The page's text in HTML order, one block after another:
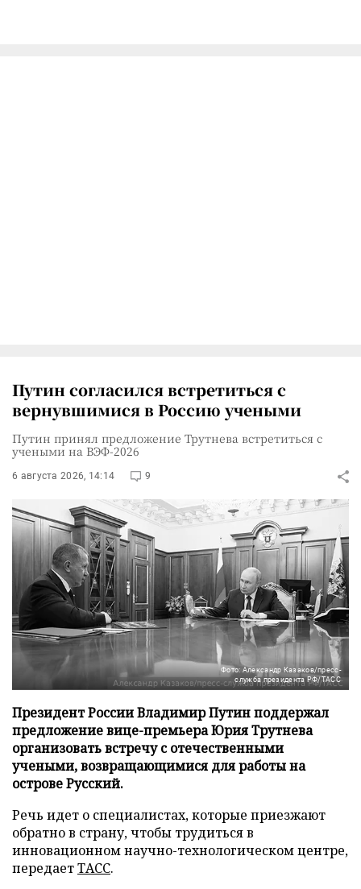
Путин согласился встретиться с
вернувшимися в Россию учеными
Путин принял предложение Трутнева встретиться с
учеными на ВЭФ-2026
6 августа 2026, 14:14 9
Фото: Александр Казаков/пресс-
служба президента РФ/ТАСС
Президент России Владимир Путин поддержал
предложение вице-премьера Юрия Трутнева
организовать встречу с отечественными
учеными, возвращающимися для работы на
острове Русский.
Речь идет о специалистах, которые приезжают
обратно в страну, чтобы трудиться в
инновационном научно-технологическом центре,
передаетТАСС.